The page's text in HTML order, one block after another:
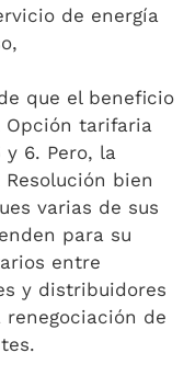
de energía
que el beneficio
Opción tarifaria
6. Pero, la
bien
varias de sus
para su
entre
y distribuidores
de